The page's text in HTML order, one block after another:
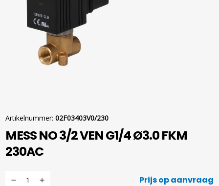
Artikelnummer: 02F03403V0/230
MESS NO 3/2 VEN G1/4 Ø3.0 FKM
230AC
Prijs op aanvraag